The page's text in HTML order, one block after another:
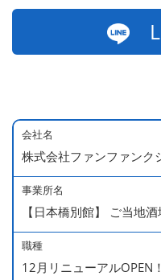
会社名
株式会社ファンファンク
事業所名
【日本橋別館】 ご当地
職種
12月リニューアルOPEN